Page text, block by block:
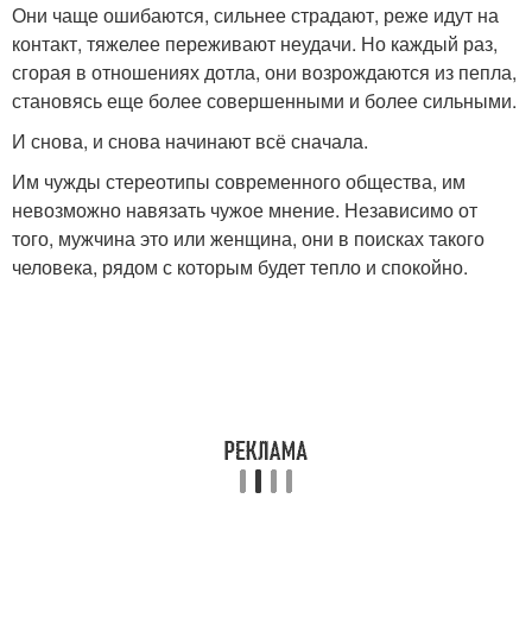
Они чаще ошибаются, сильнее страдают, реже идут на
контакт, тяжелее переживают неудачи. Но каждый раз,
сгорая в отношениях дотла, они возрождаются из пепла,
становясь еще более совершенными и более сильными.
И снова, и снова начинают всё сначала.
Им чужды стереотипы современного общества, им
невозможно навязать чужое мнение. Независимо от
того, мужчина это или женщина, они в поисках такого
человека, рядом с которым будет тепло и спокойно.